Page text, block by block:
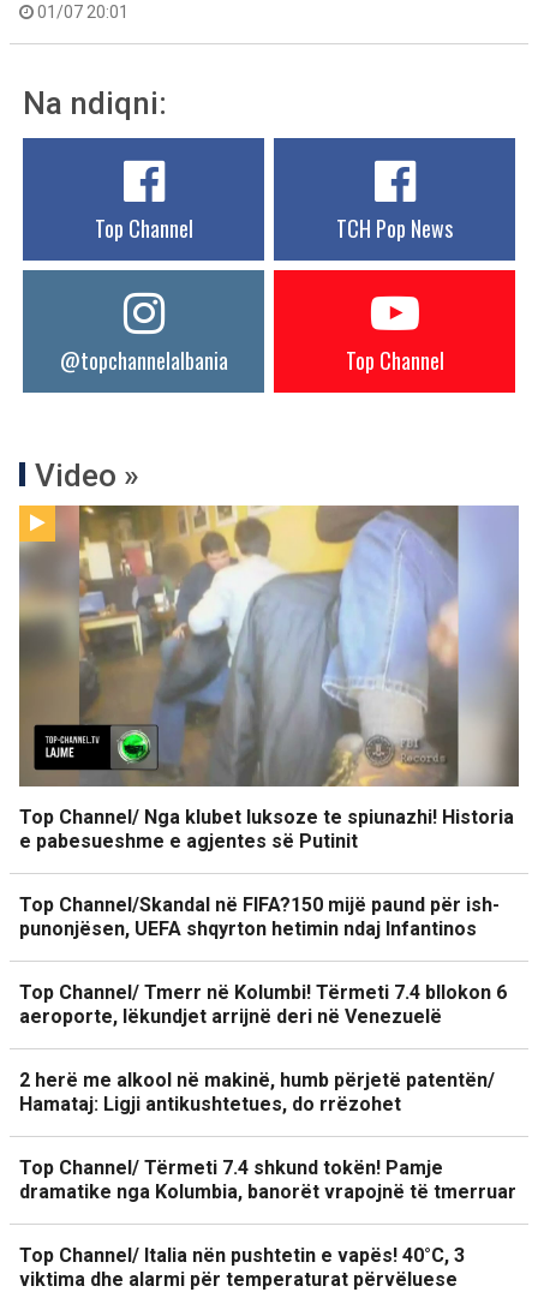
01/07 20:01
Na ndiqni:
Top Channel TCH Pop News
@topchannelalbania Top Channel
Video »
Top Channel/ Nga klubet luksoze te spiunazhi! Historia
e pabesueshme e agjentes së Putinit
Top Channel/Skandal në FIFA?150 mijë paund për ish-
punonjësen, UEFA shqyrton hetimin ndaj Infantinos
Top Channel/ Tmerr në Kolumbi! Tërmeti 7.4 bllokon 6
aeroporte, lëkundjet arrijnë deri në Venezuelë
2 herë me alkool në makinë, humb përjetë patentën/
Hamataj: Ligji antikushtetues, do rrëzohet
Top Channel/ Tërmeti 7.4 shkund tokën! Pamje
dramatike nga Kolumbia, banorët vrapojnë të tmerruar
Top Channel/ Italia nën pushtetin e vapës! 40°C, 3
viktima dhe alarmi për temperaturat përvëluese